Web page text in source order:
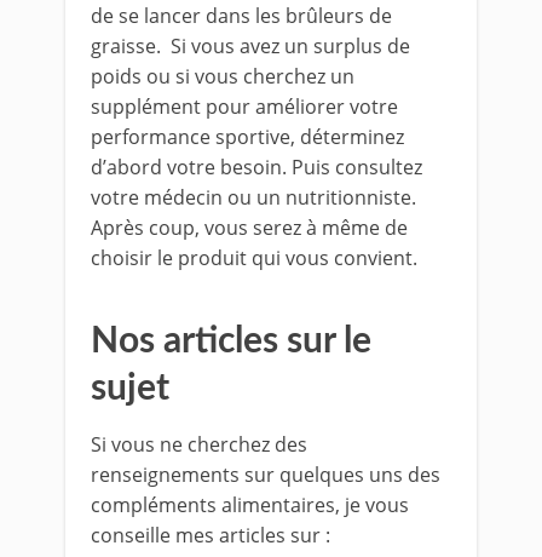
de se lancer dans les brûleurs de
graisse. Si vous avez un surplus de
poids ou si vous cherchez un
supplément pour améliorer votre
performance sportive, déterminez
d’abord votre besoin. Puis consultez
votre médecin ou un nutritionniste.
Après coup, vous serez à même de
choisir le produit qui vous convient.
Nos articles sur le
sujet
Si vous ne cherchez des
renseignements sur quelques uns des
compléments alimentaires, je vous
conseille mes articles sur :